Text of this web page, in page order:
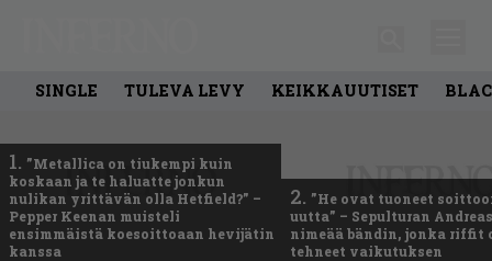
SINGLE TULEVA LEVY KEIKKAUUTISET
1. ”Metallica on tiukempi kuin
koskaan ja te haluatte jonkun
nulikan yrittävän olla Hetfield?” –
Pepper Keenan muisteli
ensimmäistä koesoittoaan hevijätin
kanssa
2. ”He ovat tuoneet
uutta” – Sepulturan
nimeää bändin, jonka riffit
tehneet vaikutuksen